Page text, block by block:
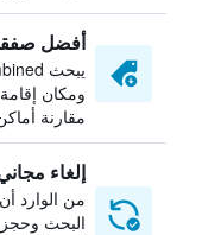
أفضل
ومكان
مقارنة
إلغاء
من الوارد
البحث